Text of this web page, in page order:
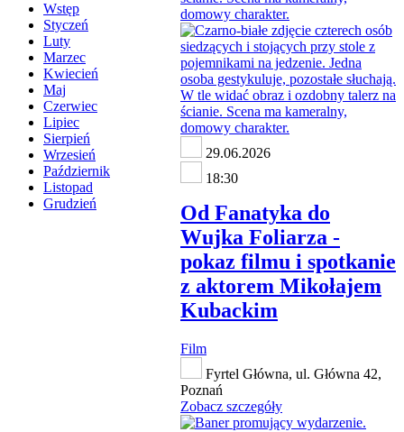
Wstęp
Styczeń
Luty
Marzec
Kwiecień
Maj
Czerwiec
Lipiec
Sierpień
Wrzesień
Październik
Listopad
Grudzień
29.06.2026
18:30
Od Fanatyka do
Wujka Foliarza -
pokaz filmu i spotkanie
z aktorem Mikołajem
Kubackim
Film
Fyrtel Główna, ul. Główna 42,
Poznań
Zobacz szczegóły